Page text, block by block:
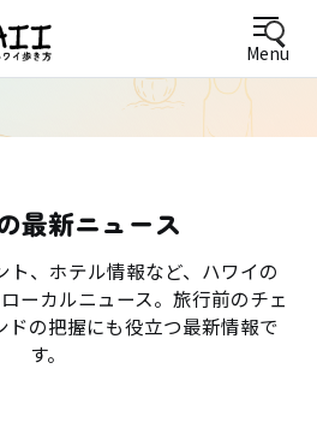
Menu
最新ニュース
ト、ホテル情報など、ハワイの
ーカルニュース。旅行前のチェ
ドの把握にも役立つ最新情報で
す。